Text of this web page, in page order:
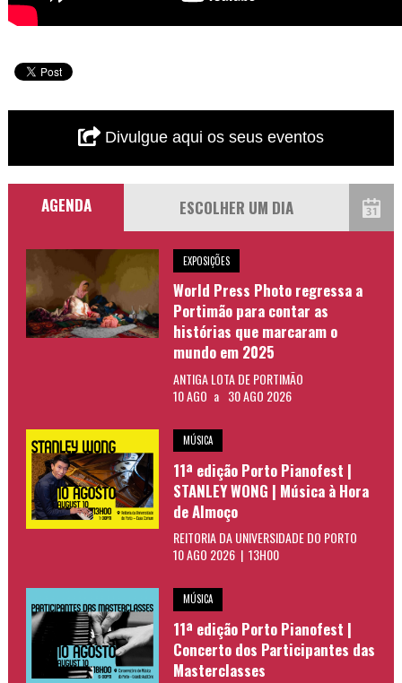
Divulgue aqui os seus eventos
AGENDA
EXPOSIÇÕES
World Press Photo regressa a
Portimão para contar as
histórias que marcaram o
mundo em 2025
ANTIGA LOTA DE PORTIMÃO
10 AGO a 30 AGO 2026
MÚSICA
11ª edição Porto Pianofest |
STANLEY WONG | Música à Hora
de Almoço
REITORIA DA UNIVERSIDADE DO PORTO
10 AGO 2026 | 13H00
MÚSICA
11ª edição Porto Pianofest |
Concerto dos Participantes das
Masterclasses